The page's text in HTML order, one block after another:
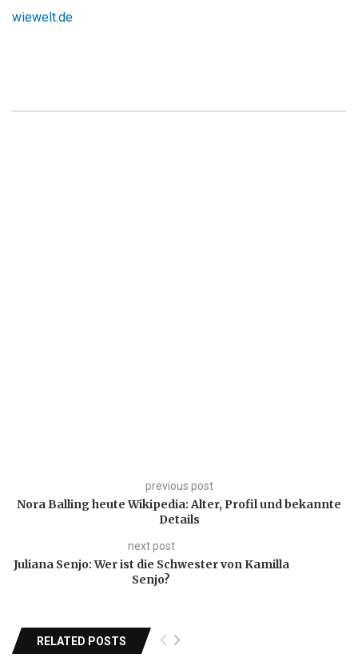
wiewelt.de
previous post
Nora Balling heute Wikipedia: Alter, Profil und bekannte
Details
next post
Juliana Senjo: Wer ist die Schwester von Kamilla
Senjo?
RELATED POSTS